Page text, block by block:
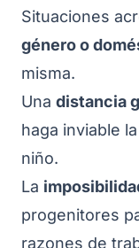
Situaciones
género o
misma.
Una distancia
haga inviable
niño.
La
progenitores
razones de